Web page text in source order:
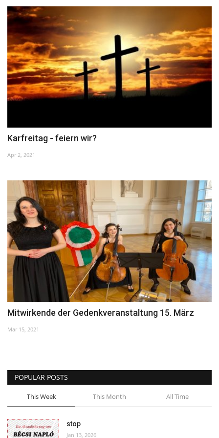
Unser Briefkasten
Galerie
Lasst uns erinnern †
Language
Karfreitag - feiern wir?
Apr 2, 2021
Mitwirkende der Gedenkveranstaltung 15. März
Mar 15, 2021
POPULAR POSTS
This Week This Month All Time
stop
Jan 13, 2026